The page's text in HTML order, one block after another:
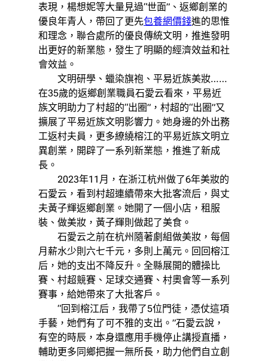
表現，楊想妮等大量見過“世面”、返鄉創業的
優良年青人，帶回了更先包養網價錢進的思惟
和理念，聯合處所的優良傳統文明，推進發明
出更好的新業態，發生了明顯的經濟效益和社
會效益。
文明研學、蠟染旗袍、平易近族美妝……
在35歲的返鄉創業職員石愛云看來，平易近
族文明助力了村超的“出圈”，村超的“出圈”又
擴展了平易近族文明影響力。她身邊的外出務
工返村夫員，更多繚繞榕江的平易近族文明立
異創業，開辟了一系列新業態，推進了新成
長。
2023年11月，在浙江杭州做了6年美妝的
石愛云，看到村超連續帶來大批客流后，與丈
夫黃子輝返鄉創業。她開了一個小店，租服
裝、做美妝，黃子輝則做起了美食。
石愛云之前在杭州隨著劇組做美妝，每個
月薪水少則六七千元，多則上萬元。回回榕江
后，她的支出不降反升。全縣展開的體操比
賽、村超競賽、足球交通賽、村奧會等一系列
賽事，給她帶來了大批客戶。
“回到榕江后，我帶了5位門徒，憑仗這項
手藝，她們有了可不雅的支出。”石愛云說，
有空的時辰，本身還應用手機停止講授直播，
輔助更多同鄉把握一無所長，助力他們自立創